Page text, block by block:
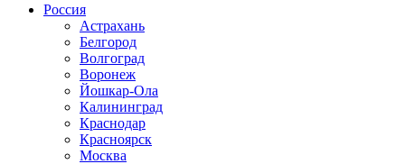
Россия
Астрахань
Белгород
Волгоград
Воронеж
Йошкар-Ола
Калининград
Краснодар
Красноярск
Москва